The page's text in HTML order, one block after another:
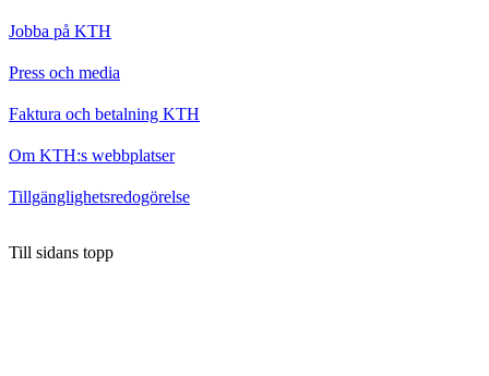
Jobba på KTH
Press och media
Faktura och betalning KTH
Om KTH:s webbplatser
Tillgänglighetsredogörelse
Till sidans topp